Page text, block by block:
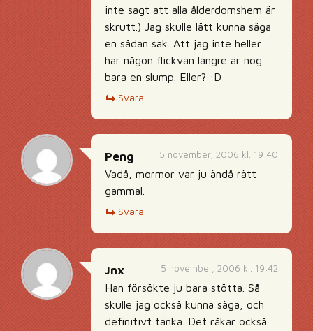
inte sagt att alla ålderdomshem är
skrutt.) Jag skulle lätt kunna säga
en sådan sak. Att jag inte heller
har någon flickvän längre är nog
bara en slump. Eller? :D
Svara
5 november, 2006 kl. 19:40
Peng
Vadå, mormor var ju ändå rätt
gammal.
Svara
5 november, 2006 kl. 19:42
Jnx
Han försökte ju bara stötta. Så
skulle jag också kunna säga, och
definitivt tänka. Det råkar också